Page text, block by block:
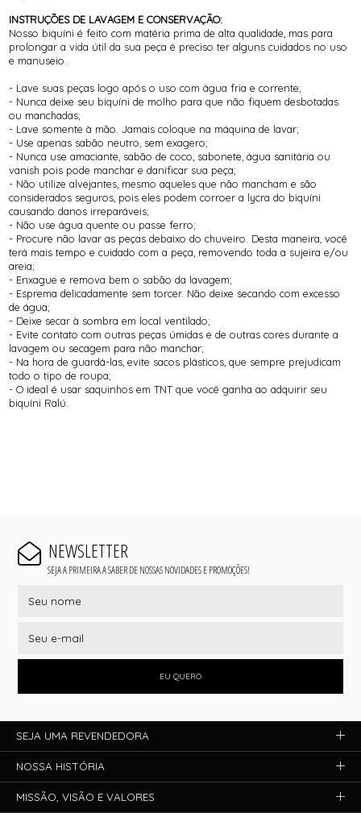
INSTRUÇÕES DE LAVAGEM E CONSERVAÇÃO:
Nosso biquíni é feito com matéria prima de alta qualidade, mas para
prolongar a vida útil da sua peça é preciso ter alguns cuidados no uso
e manuseio.
- Lave suas peças logo após o uso com água fria e corrente;
- Nunca deixe seu biquíni de molho para que não fiquem desbotadas
ou manchadas;
- Lave somente à mão. Jamais coloque na máquina de lavar;
- Use apenas sabão neutro, sem exagero;
- Nunca use amaciante, sabão de coco, sabonete, água sanitária ou
vanish pois pode manchar e danificar sua peça;
- Não utilize alvejantes, mesmo aqueles que não mancham e são
considerados seguros, pois eles podem corroer a lycra do biquíni
causando danos irreparáveis;
- Não use água quente ou passe ferro;
- Procure não lavar as peças debaixo do chuveiro. Desta maneira, você
terá mais tempo e cuidado com a peça, removendo toda a sujeira e/ou
areia;
- Enxague e remova bem o sabão da lavagem;
- Esprema delicadamente sem torcer. Não deixe secando com excesso
de água;
- Deixe secar à sombra em local ventilado;
- Evite contato com outras peças úmidas e de outras cores durante a
lavagem ou secagem para não manchar;
- Na hora de guardá-las, evite sacos plásticos, que sempre prejudicam
todo o tipo de roupa;
- O ideal é usar saquinhos em TNT que você ganha ao adquirir seu
biquíni Ralú.
NEWSLETTER
SEJA A PRIMEIRA A SABER DE NOSSAS NOVIDADES E PROMOÇÕES!
EU QUERO
SEJA UMA REVENDEDORA
NOSSA HISTÓRIA
MISSÃO, VISÃO E VALORES